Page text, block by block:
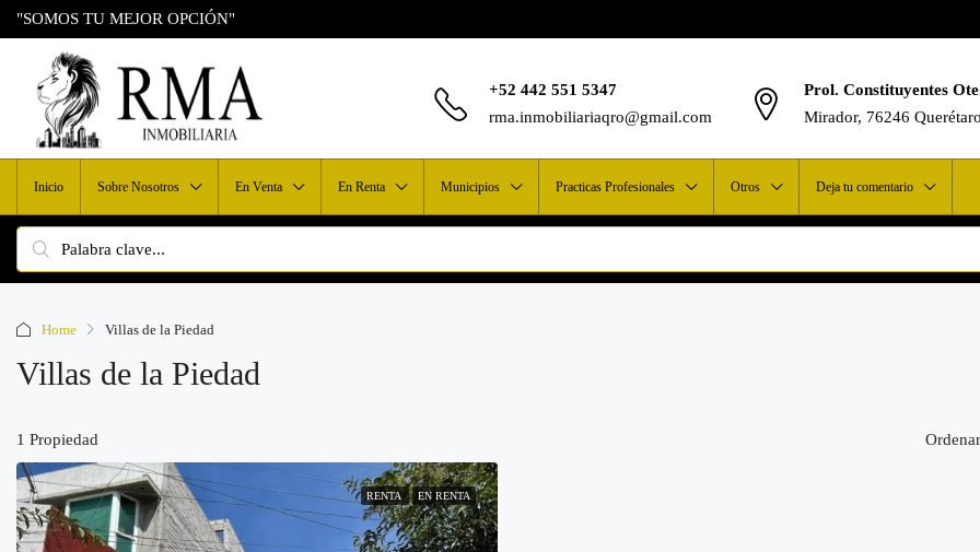
"SOMOS TU MEJOR OPCIÓN"
+52 442 551 5347
rma.inmobiliariaqro@gmail.com
Prol. Constituyentes
Mirador, 76246 Querétaro
Inicio Sobre Nosotros En Venta En Renta Municipios Practicas Profesionales Otros Deja tu comentario
Home Villas de la Piedad
Villas de la Piedad
1 Propiedad
RENTA EN RENTA